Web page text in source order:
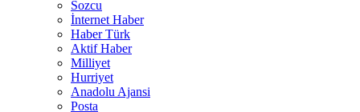
Sozcu
İnternet Haber
Haber Türk
Aktif Haber
Milliyet
Hurriyet
Anadolu Ajansi
Posta